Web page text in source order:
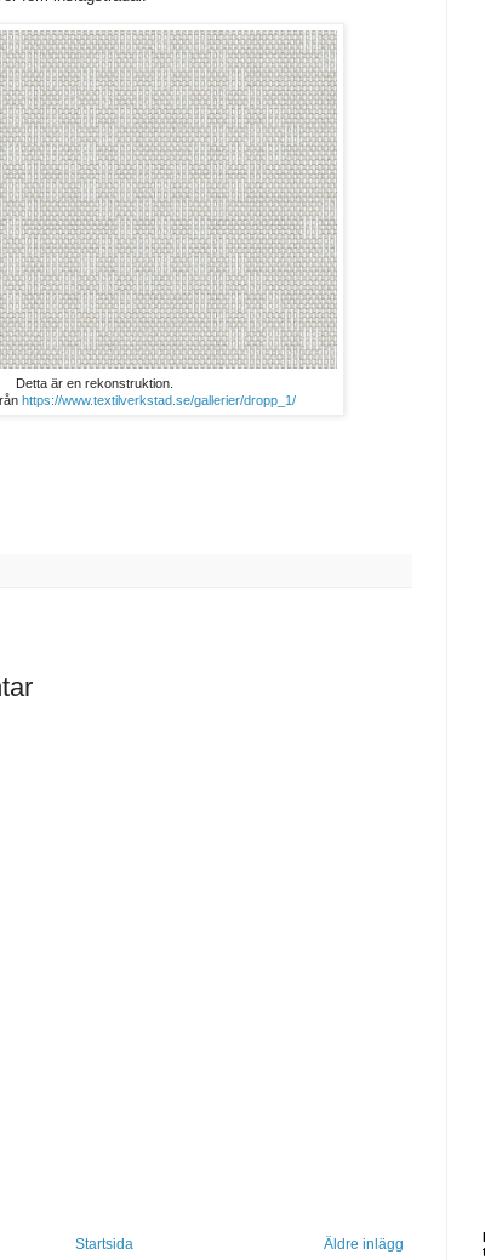
Detta är en rekonstruktion.
https://www.textilverkstad.se/gallerier/dropp_1/
Äldre inlägg
Startsida